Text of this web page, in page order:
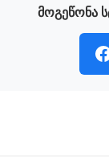
მოგეწონა